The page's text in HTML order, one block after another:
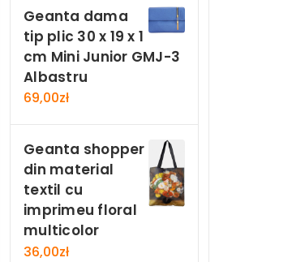
Geanta dama
tip plic 30 x 19 x 1
cm Mini Junior GMJ-3
Albastru
69,00zł
Geanta shopper
din material
textil cu
imprimeu floral
multicolor
36,00zł